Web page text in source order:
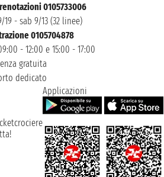
0105733006
19 - sab 9/13 (32 linee)
0105704878
- 12:00 e 15:00 - 17:00
gratuita
dedicato
Applicazioni